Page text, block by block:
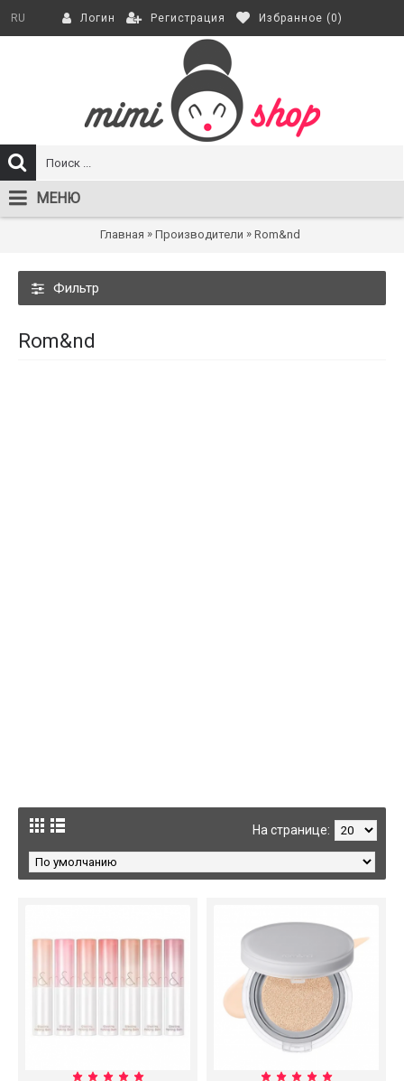
RU Логин Регистрация Избранное (0)
МЕНЮ
Главная » Производители » Rom&nd
Фильтр
Rom&nd
На странице: